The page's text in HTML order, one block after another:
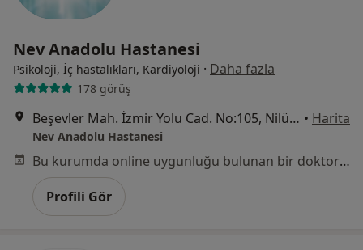
Nev Anadolu Hastanesi
Psikoloji, İç hastalıkları, Kardiyoloji · Daha fazla
178 görüş
Beşevler Mah. İzmir Yolu Cad. No:105, Nilüfer • Harita
Nev Anadolu Hastanesi
Bu kurumda online uygunluğu bulunan bir doktor veya uzman bulunamadı
Profili Gör